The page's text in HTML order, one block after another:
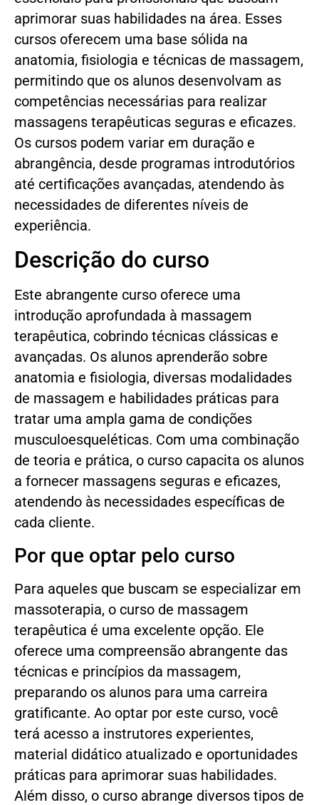
aprimorar suas habilidades na área. Esses
cursos oferecem uma base sólida na
anatomia, fisiologia e técnicas de massagem,
permitindo que os alunos desenvolvam as
competências necessárias para realizar
massagens terapêuticas seguras e eficazes.
Os cursos podem variar em duração e
abrangência, desde programas introdutórios
até certificações avançadas, atendendo às
necessidades de diferentes níveis de
experiência.
Descrição do curso
Este abrangente curso oferece uma
introdução aprofundada à massagem
terapêutica, cobrindo técnicas clássicas e
avançadas. Os alunos aprenderão sobre
anatomia e fisiologia, diversas modalidades
de massagem e habilidades práticas para
tratar uma ampla gama de condições
musculoesqueléticas. Com uma combinação
de teoria e prática, o curso capacita os alunos
a fornecer massagens seguras e eficazes,
atendendo às necessidades específicas de
cada cliente.
Por que optar pelo curso
Para aqueles que buscam se especializar em
massoterapia, o curso de massagem
terapêutica é uma excelente opção. Ele
oferece uma compreensão abrangente das
técnicas e princípios da massagem,
preparando os alunos para uma carreira
gratificante. Ao optar por este curso, você
terá acesso a instrutores experientes,
material didático atualizado e oportunidades
práticas para aprimorar suas habilidades.
Além disso, o curso abrange diversos tipos de